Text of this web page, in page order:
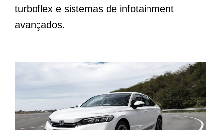
turboflex e sistemas de infotainment
avançados.